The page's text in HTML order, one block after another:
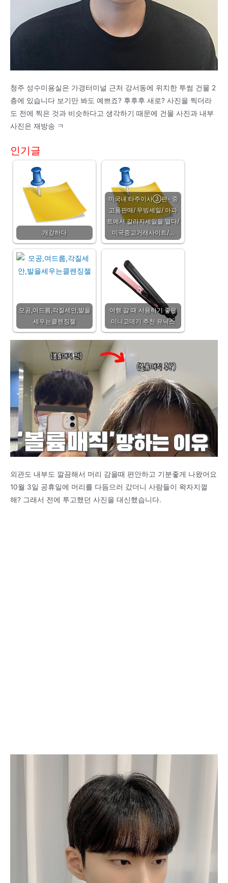
청주 성수미용실은 가경터미널 근처 강서동에 위치한 투썸 건물 2
층에 있습니다 보기만 봐도 예쁘죠? 후후후 새로? 사진을 찍더라
도 전에 찍은 것과 비슷하다고 생각하기 때문에 건물 사진과 내부
사진은 재방송 ㅋ
인기글
개강하다
미국내 타주이사③편- 중
고품판매/ 무빙세일/ 아파
트에서 갈라지세일을 열다/
미국중고거래사이트/…
모공,여드름,각질세안,발을
세우는클렌징젤
여행 갈 때 사용하기 좋은
미니고데기 추천 유닉스
외관도 내부도 깔끔해서 머리 감을때 편안하고 기분좋게 나왔어요
10월 3일 공휴일에 머리를 다듬으러 갔더니 사람들이 왁자지껄
해? 그래서 전에 투고했던 사진을 대신했습니다.